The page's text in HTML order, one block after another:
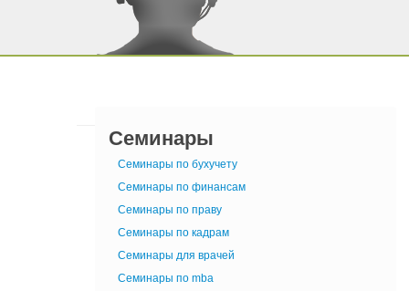
Семинары
Семинары по бухучету
Семинары по финансам
Семинары по праву
Семинары по кадрам
Семинары для врачей
Семинары по mba